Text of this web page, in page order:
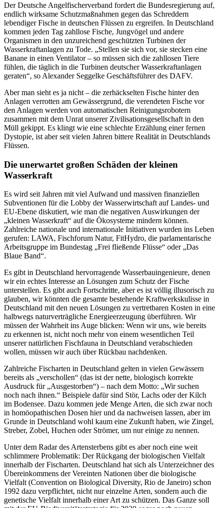
Der Deutsche Angelfischerverband fordert die Bundesregierung auf,
endlich wirksame Schutzmaßnahmen gegen das Schreddern
lebendiger Fische in deutschen Flüssen zu ergreifen. In Deutschland
kommen jeden Tag zahllose Fische, Jungvögel und andere
Organismen in den unzureichend geschützten Turbinen der
Wasserkraftanlagen zu Tode. „Stellen sie sich vor, sie stecken eine
Banane in einen Ventilator – so müssen sich die zahllosen Tiere
fühlen, die täglich in die Turbinen deutscher Wasserkraftanlagen
geraten“, so Alexander Seggelke Geschäftsführer des DAFV.
Aber man sieht es ja nicht – die zerhäckselten Fische hinter den
Anlagen verrotten am Gewässergrund, die verendeten Fische vor
den Anlagen werden von automatischen Reinigungsrobotern
zusammen mit dem Unrat unserer Zivilisationsgesellschaft in den
Müll gekippt. Es klingt wie eine schlechte Erzählung einer fernen
Dystopie, ist aber seit vielen Jahren bittere Realität in Deutschlands
Flüssen.
Die unerwartet großen Schäden der kleinen
Wasserkraft
Es wird seit Jahren mit viel Aufwand und massiven finanziellen
Subventionen für die Lobby der Wasserwirtschaft auf Landes- und
EU-Ebene diskutiert, wie man die negativen Auswirkungen der
„kleinen Wasserkraft“ auf die Ökosysteme mindern können.
Zahlreiche nationale und internationale Initiativen wurden ins Leben
gerufen: LAWA, Fischforum Natur, FitHydro, die parlamentarische
Arbeitsgruppe im Bundestag „Frei fließende Flüsse“ oder „Das
Blaue Band“.
Es gibt in Deutschland hervorragende Wasserbauingenieure, denen
wir ein echtes Interesse an Lösungen zum Schutz der Fische
unterstellen. Es gibt auch Fortschritte, aber es ist völlig illusorisch zu
glauben, wir könnten die gesamte bestehende Kraftwerkskulisse in
Deutschland mit den neuen Lösungen zu vertretbaren Kosten in eine
halbwegs naturverträgliche Energieerzeugung überführen. Wir
müssen der Wahrheit ins Auge blicken: Wenn wir uns, wie bereits
zu erkennen ist, nicht noch mehr von einem wesentlichen Teil
unserer natürlichen Fischfauna in Deutschland verabschieden
wollen, müssen wir auch über Rückbau nachdenken.
Zahlreiche Fischarten in Deutschland gelten in vielen Gewässern
bereits als „verschollen“ (das ist der nette, biologisch korrekte
Ausdruck für „Ausgestorben“) – nach dem Motto: „Wir suchen
noch nach ihnen.“ Beispiele dafür sind Stör, Lachs oder der Kilch
im Bodensee. Dazu kommen jede Menge Arten, die sich zwar noch
in homöopathischen Dosen hier und da nachweisen lassen, aber im
Grunde in Deutschland wohl kaum eine Zukunft haben, wie Zingel,
Streber, Zobel, Huchen oder Strömer, um nur einige zu nennen.
Unter dem Radar des Artensterbens gibt es aber noch eine weit
schlimmere Problematik: Der Rückgang der biologischen Vielfalt
innerhalb der Fischarten. Deutschland hat sich als Unterzeichner des
Übereinkommens der Vereinten Nationen über die biologische
Vielfalt (Convention on Biological Diversity, Rio de Janeiro) schon
1992 dazu verpflichtet, nicht nur einzelne Arten, sondern auch die
genetische Vielfalt innerhalb einer Art zu schützen. Das Ganze soll